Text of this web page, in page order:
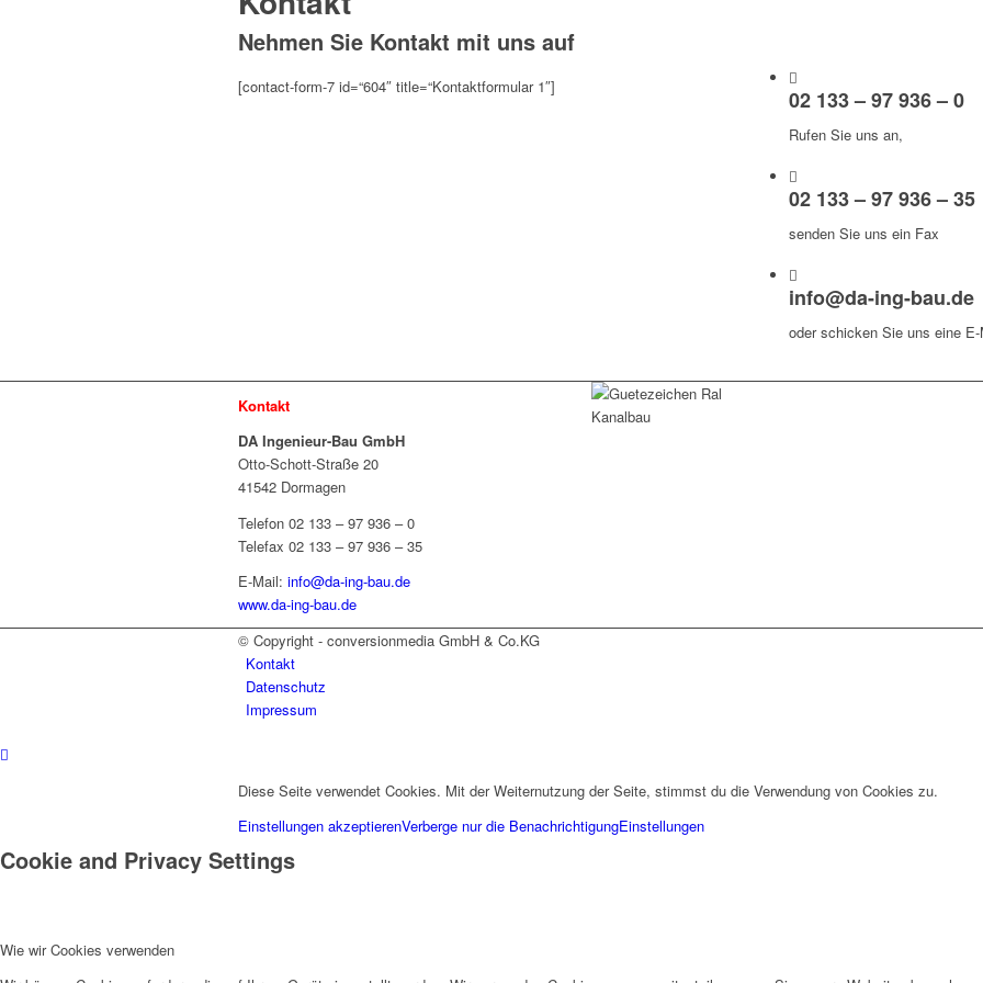
Nehmen Sie Kontakt mit uns auf
[contact-form-7 id=“604″ title=“Kontaktformular 1″] 02 133 – 97 936 – 0
Rufen Sie uns an,
02 133 – 97 936 – 35
senden Sie uns ein Fax
info@da-ing-bau.de
oder schicken Sie uns eine E-
Kontakt
DA Ingenieur-Bau GmbH
Otto-Schott-Straße 20
41542 Dormagen
Telefon 02 133 – 97 936 – 0
Telefax 02 133 – 97 936 – 35
E-Mail: info@da-ing-bau.de
www.da-ing-bau.de
© Copyright - conversionmedia GmbH & Co.KG
Kontakt
Datenschutz
Impressum
Diese Seite verwendet Cookies. Mit der Weiternutzung der Seite, stimmst du die Verwendung von Cookies zu.
Einstellungen akzeptierenVerberge nur die BenachrichtigungEinstellungen
Cookie and Privacy Settings
Wie wir Cookies verwenden